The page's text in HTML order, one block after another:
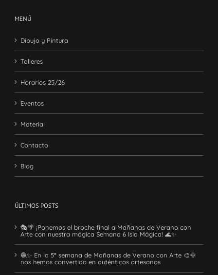
MENÚ
Dibujo y Pintura
Talleres
Horarios 25/26
Eventos
Material
Contacto
Blog
ÚLTIMOS POSTS
🎭🌴 ¡Ponemos el broche final a Mañanas de Verano con
Arte con nuestra mágica Semana 6 Isla Mágica! 🌊✨
🧶✨ En la 5ª semana de Mañanas de Verano con Arte 🎨🌞
nos hemos convertido en auténticos artesanos